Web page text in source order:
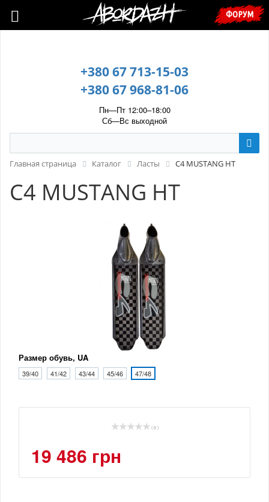
🇺🇦 У зв’язку з воєнним станом, прохання уточнювати ціну та
наявність у менеджера. 🇺🇦
+380 67 713-15-03
+380 67 968-81-06
Пн—Пт 12:00–18:00
Сб—Вс выходной
ФОРУМ
Главная страница Каталог Ласты C4 MUSTANG HT
C4 MUSTANG HT
Размер обувь, UA
39/40 41/42 43/44 45/46 47/48
( 0 )
19 486 грн